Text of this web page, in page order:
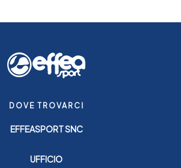
DOVE TROVARCI
EFFEASPORT SNC
UFFICIO